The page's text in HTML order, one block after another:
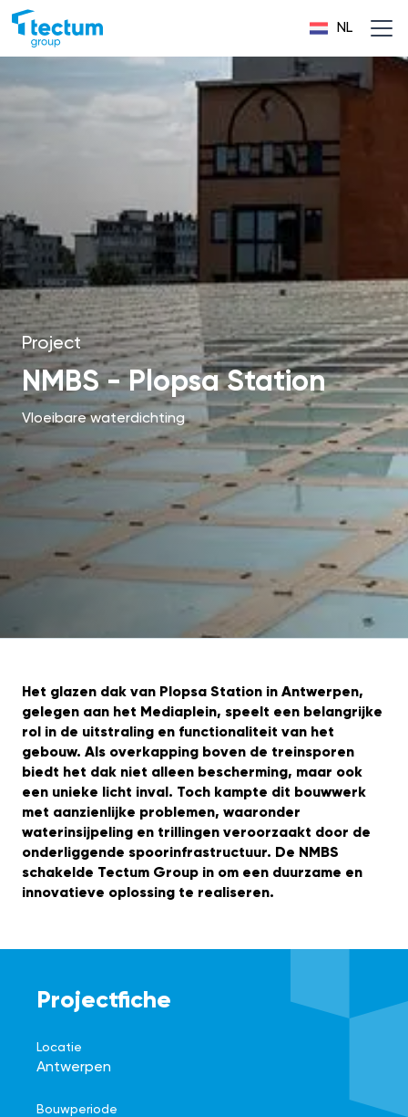
NL
Project
NMBS - Plopsa Station
Vloeibare waterdichting
Het glazen dak van Plopsa Station in Antwerpen,
gelegen aan het Mediaplein, speelt een belangrijke
rol in de uitstraling en functionaliteit van het
gebouw. Als overkapping boven de treinsporen
biedt het dak niet alleen bescherming, maar ook
een unieke licht inval. Toch kampte dit bouwwerk
met aanzienlijke problemen, waaronder
waterinsijpeling en trillingen veroorzaakt door de
onderliggende spoorinfrastructuur. De NMBS
schakelde Tectum Group in om een duurzame en
innovatieve oplossing te realiseren.
Projectfiche
Locatie
Antwerpen
Bouwperiode